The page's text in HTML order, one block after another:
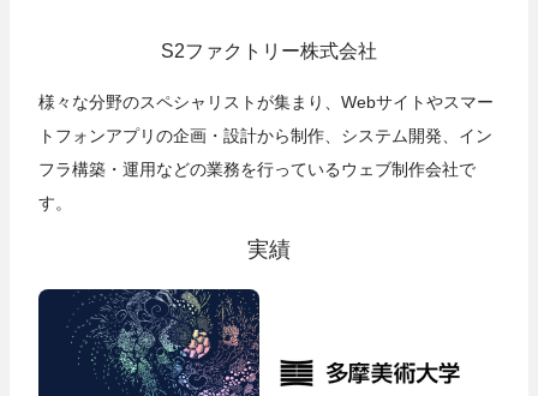
S2ファクトリー株式会社
様々な分野のスペシャリストが集まり、Webサイトやスマー
トフォンアプリの企画・設計から制作、システム開発、イン
フラ構築・運用などの業務を行っているウェブ制作会社で
す。
実績